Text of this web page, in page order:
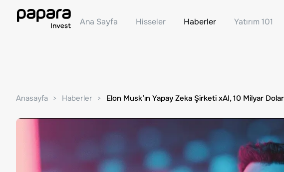
Ana Sayfa Hisseler Haberler Yatırım 101
Anasayfa Haberler Elon Musk’ın Yapay Zeka Şirketi xAI, 10 Milyar